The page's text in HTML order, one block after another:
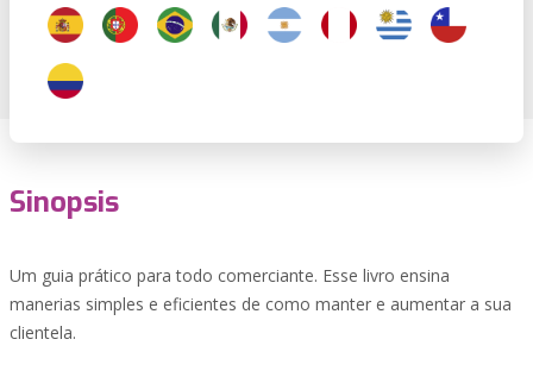
Sinopsis
Um guia prático para todo comerciante. Esse livro ensina
manerias simples e eficientes de como manter e aumentar a sua
clientela.